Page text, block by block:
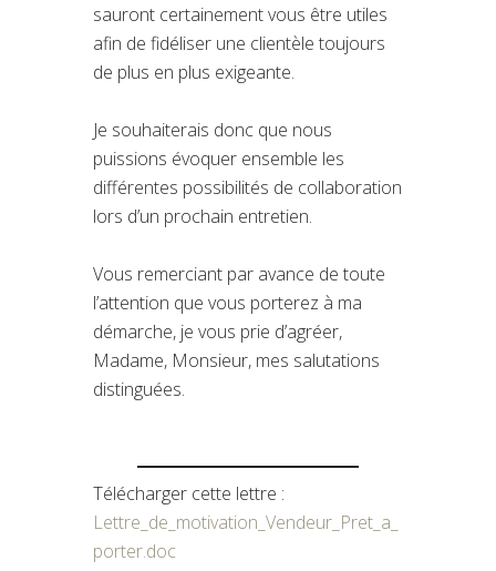
sauront certainement vous être utiles
afin de fidéliser une clientèle toujours
de plus en plus exigeante.
Je souhaiterais donc que nous
puissions évoquer ensemble les
différentes possibilités de collaboration
lors d’un prochain entretien.
Vous remerciant par avance de toute
l’attention que vous porterez à ma
démarche, je vous prie d’agréer,
Madame, Monsieur, mes salutations
distinguées.
Télécharger cette lettre :
Lettre_de_motivation_Vendeur_Pret_a_
porter.doc